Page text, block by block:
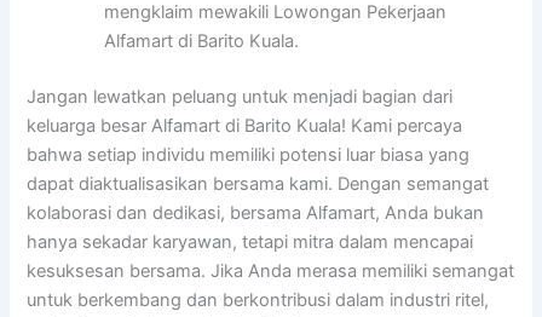
mengklaim mewakili Lowongan Pekerjaan
Alfamart di Barito Kuala.
Jangan lewatkan peluang untuk menjadi bagian dari
keluarga besar Alfamart di Barito Kuala! Kami percaya
bahwa setiap individu memiliki potensi luar biasa yang
dapat diaktualisasikan bersama kami. Dengan semangat
kolaborasi dan dedikasi, bersama Alfamart, Anda bukan
hanya sekadar karyawan, tetapi mitra dalam mencapai
kesuksesan bersama. Jika Anda merasa memiliki semangat
untuk berkembang dan berkontribusi dalam industri ritel,